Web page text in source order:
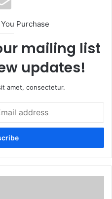
Purchase
mailing list
updates!
amet, consectetur.